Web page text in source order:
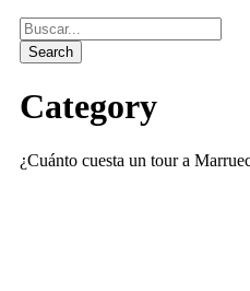
Category
¿Cuánto cuesta un tour a